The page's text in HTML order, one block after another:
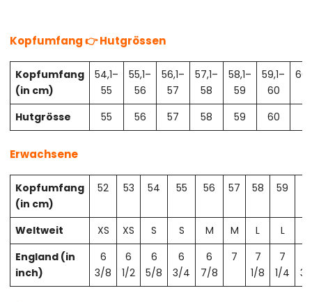
Kopfumfang 👉 Hutgrössen
Kopfumfang
(in cm)
54,1–
55
55,1–
56
56,1–
57
57,1–
58
58,1–
59
59,1–
60
Hutgrösse
55 56 57 58 59 60
Erwachsene
Kopfumfang
(in cm)
52 53 54 55 56 57 58 59
Weltweit XS XS S S M M L L
England (in
inch)
6
3/8
6
1/2
6
5/8
6
3/4
6
7/8
7
7
1/8
7
1/4